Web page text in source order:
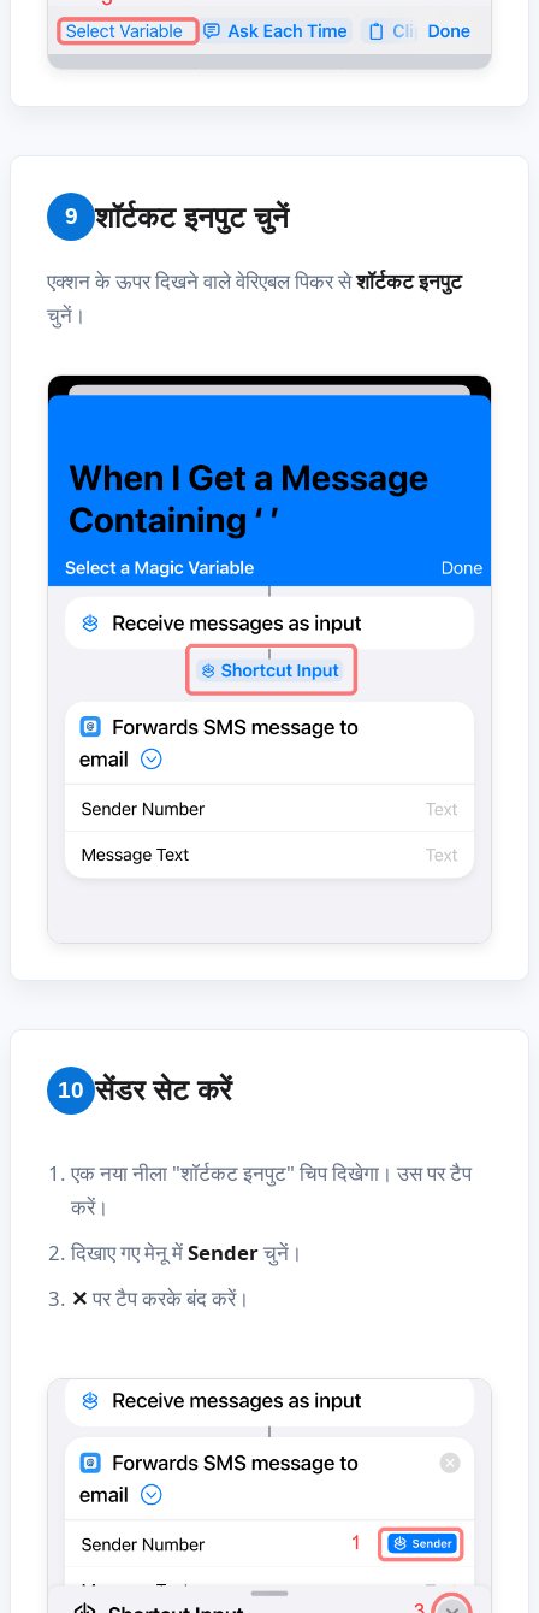
9 शॉर्टकट इनपुट चुनें
एक्शन के ऊपर दिखने वाले वेरिएबल पिकर सेशॉर्टकट इनपुट
चुनें।
10 सेंडर सेट करें
एक नया नीला "शॉर्टकट इनपुट" चिप दिखेगा। उस पर टैप
करें।
दिखाए गए मेनू मेंSenderचुनें।
✕ पर टैप करके बंद करें।